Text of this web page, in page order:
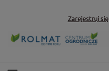
Zarejestruj się